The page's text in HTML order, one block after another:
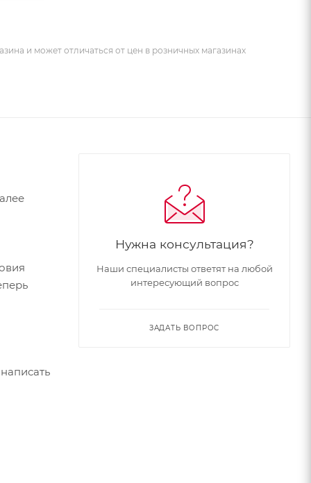
и может отличаться от цен в розничных магазинах
Нужна консультация?
Наши специалисты ответят на любой
интересующий вопрос
ЗАДАТЬ ВОПРОС